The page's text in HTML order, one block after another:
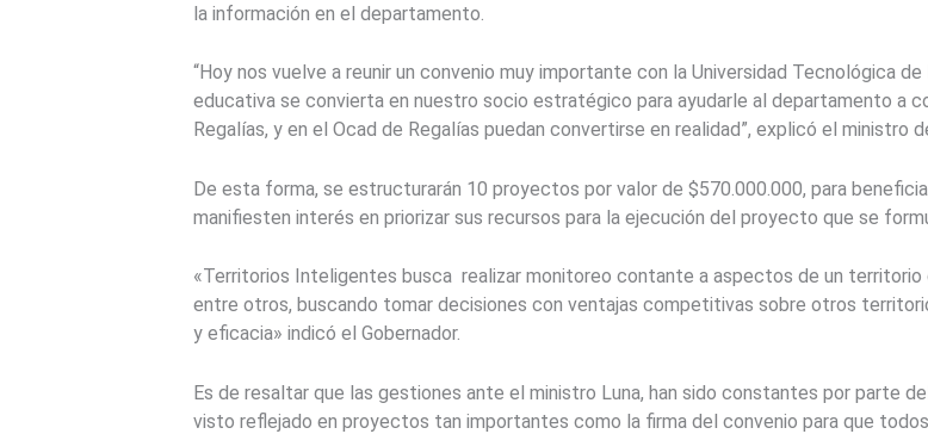
la información en el departamento.
“Hoy nos vuelve a reunir un convenio muy importante con la Universidad Tecnológica
educativa se convierta en nuestro socio estratégico para ayudarle al departamento a
Regalías, y en el Ocad de Regalías puedan convertirse en realidad”, explicó el ministro
De esta forma, se estructurarán 10 proyectos por valor de $570.000.000, para
manifiesten interés en priorizar sus recursos para la ejecución del proyecto que se
«Territorios Inteligentes busca realizar monitoreo contante a aspectos de un territorio
entre otros, buscando tomar decisiones con ventajas competitivas sobre otros
y eficacia» indicó el Gobernador.
Es de resaltar que las gestiones ante el ministro Luna, han sido constantes por parte
visto reflejado en proyectos tan importantes como la firma del convenio para que